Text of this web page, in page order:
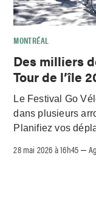
MONTRÉAL
Des milliers
Tour de l’île
Le Festival Go
dans plusieurs
Planifiez vos
28 mai 2026 à 16h45 –